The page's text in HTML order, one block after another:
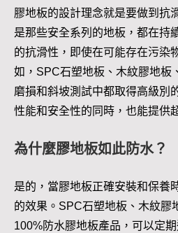
膠地板的設計理念就是要做到抗
是那些安全系列的地板，都在持
的抗滑性，即使在可能存在污染
如，SPC石塑地板、木紋膠地板
磨損和斜坡測試中都取得高級別
性能和安全性的同時，也能提供
為什麼膠地板如此防水？
是的，當膠地板正確安裝和保養
的效果。SPC石塑地板、木紋膠
100%防水膠地板產品，可以定